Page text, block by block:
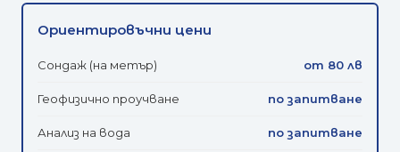
Ориентировъчни цени
Сондаж (на метър) от 80 лв
Геофизично проучване по запитване
Анализ на вода по запитване